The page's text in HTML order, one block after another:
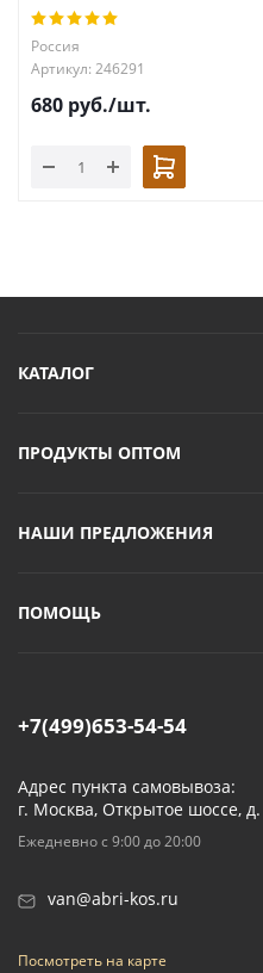
Россия
Артикул: 246291
680 руб./шт.
КАТАЛОГ
ПРОДУКТЫ ОПТОМ
НАШИ ПРЕДЛОЖЕНИЯ
ПОМОЩЬ
+7(499)653-54-54
Адрес пункта самовывоза:
г. Москва, Открытое шоссе,
Ежедневно с 9:00 до 20:00
van@abri-kos.ru
Посмотреть на карте